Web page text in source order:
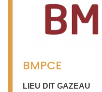
BMPCE
LIEU DIT GAZEAU